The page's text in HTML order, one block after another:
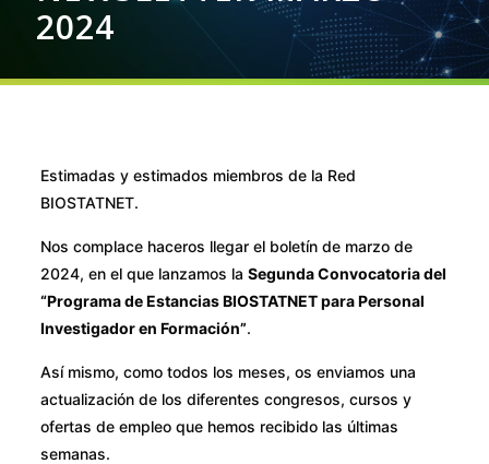
2024
Estimadas y estimados miembros de la Red
BIOSTATNET.
Nos complace haceros llegar el boletín de marzo de
2024, en el que lanzamos la Segunda Convocatoria del
“Programa de Estancias BIOSTATNET para Personal
Investigador en Formación”.
Así mismo, como todos los meses, os enviamos una
actualización de los diferentes congresos, cursos y
ofertas de empleo que hemos recibido las últimas
semanas.